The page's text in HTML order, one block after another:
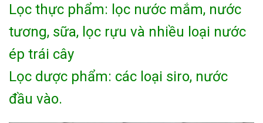
Lọc thực phẩm: lọc nước mắm, nước
tương, sữa, lọc rựu và nhiều loại nước
ép trái cây
Lọc dược phẩm: các loại siro, nước
đầu vào.